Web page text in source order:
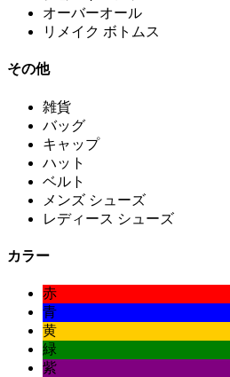
オーバーオール
リメイク ボトムス
その他
雑貨
バッグ
キャップ
ハット
ベルト
メンズ シューズ
レディース シューズ
カラー
赤
青
黄
緑
紫